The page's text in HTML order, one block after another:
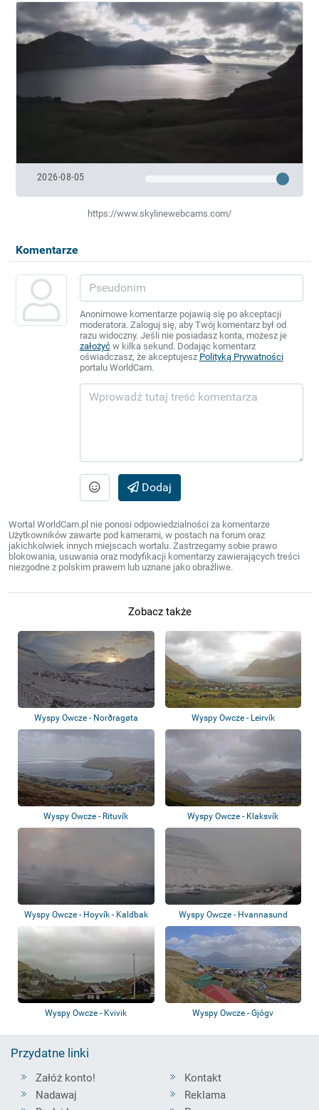
2026-08-05
https://www.skylinewebcams.com/
Komentarze
Anonimowe komentarze pojawią się po akceptacji
moderatora. Zaloguj się, aby Twój komentarz był od
razu widoczny. Jeśli nie posiadasz konta, możesz je
założyćw kilka sekund. Dodając komentarz
oświadczasz, że akceptujesz Polityką Prywatności
portalu WorldCam.
Dodaj
Wortal WorldCam.pl nie ponosi odpowiedzialności za komentarze
Użytkowników zawarte pod kamerami, w postach na forum oraz
jakichkolwiek innych miejscach wortalu. Zastrzegamy sobie prawo
blokowania, usuwania oraz modyfikacji komentarzy zawierających treści
niezgodne z polskim prawem lub uznane jako obraźliwe.
Zobacz także
Wyspy Owcze - Norðragøta Wyspy Owcze - Leirvík
Wyspy Owcze - Rituvík Wyspy Owcze - Klaksvík
Wyspy Owcze - Hoyvík - Kaldbak Wyspy Owcze - Hvannasund
Wyspy Owcze - Kvivik Wyspy Owcze - Gjógv
Przydatne linki
Załóż konto!
Nadawaj
Kontakt
Reklama